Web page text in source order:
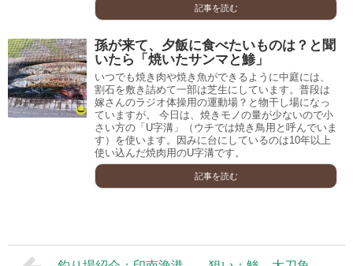
記事を読む
孫が来て、夕飯に食べたいものは？と聞
いたら「焼いたサンマと鯵」
いつでも焼き肉や焼き魚ができるように中庭には、
割石を敷き詰めて一部は芝生にしています。普段は
嫁さんのラジオ体操用の運動場？と物干し場になっ
ていますが。 今日は、焼きモノの量が少ないので小
さい方の「U字溝」（ウチでは焼き鳥用と呼んでいま
す）を使います。因みに台にしているのは10年以上
使い込んだ焼肉用のU字溝です。
記事を読む